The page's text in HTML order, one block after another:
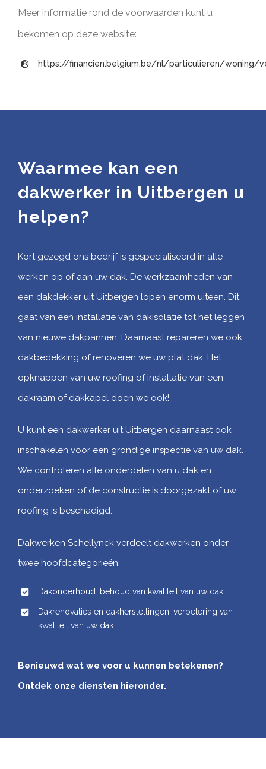
Meer informatie rond de voorwaarden kunt u
bekomen op deze website:
https://financien.belgium.be/nl/particulieren/woning/
Waarmee kan een
dakwerker in Uitbergen u
helpen?
Kort gezegd ons bedrijf is gespecialiseerd in alle
werken op of aan uw dak. De werkzaamheden van
een dakdekker uit Uitbergen lopen enorm uiteen. Dit
gaat van een installatie van dakisolatie tot het leggen
van nieuwe dakpannen. Daarnaast repareren we ook
dakbedekking of renoveren we uw plat dak. Het
opknappen van uw roofing of installatie van een
dakraam of dakkapel doen we ook!
U kunt een dakwerker uit Uitbergen daarnaast ook
inschakelen voor een grondige inspectie van uw dak.
We controleren alle onderdelen van u dak en
onderzoeken of de constructie is doorgezakt of uw
roofing is beschadigd.
Dakwerken Schellynck verdeelt dakwerken onder
twee hoofdcategorieën:
Dakonderhoud: behoud van kwaliteit van uw dak.
Dakrenovaties en dakherstellingen: verbetering van
kwaliteit van uw dak.
Benieuwd wat we voor u kunnen betekenen?
Ontdek onze diensten hieronder.